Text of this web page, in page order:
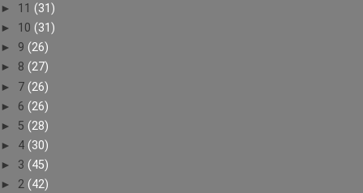
► 11 (31)
► 10 (31)
► 9 (26)
► 8 (27)
► 7 (26)
► 6 (26)
► 5 (28)
► 4 (30)
► 3 (45)
► 2 (42)